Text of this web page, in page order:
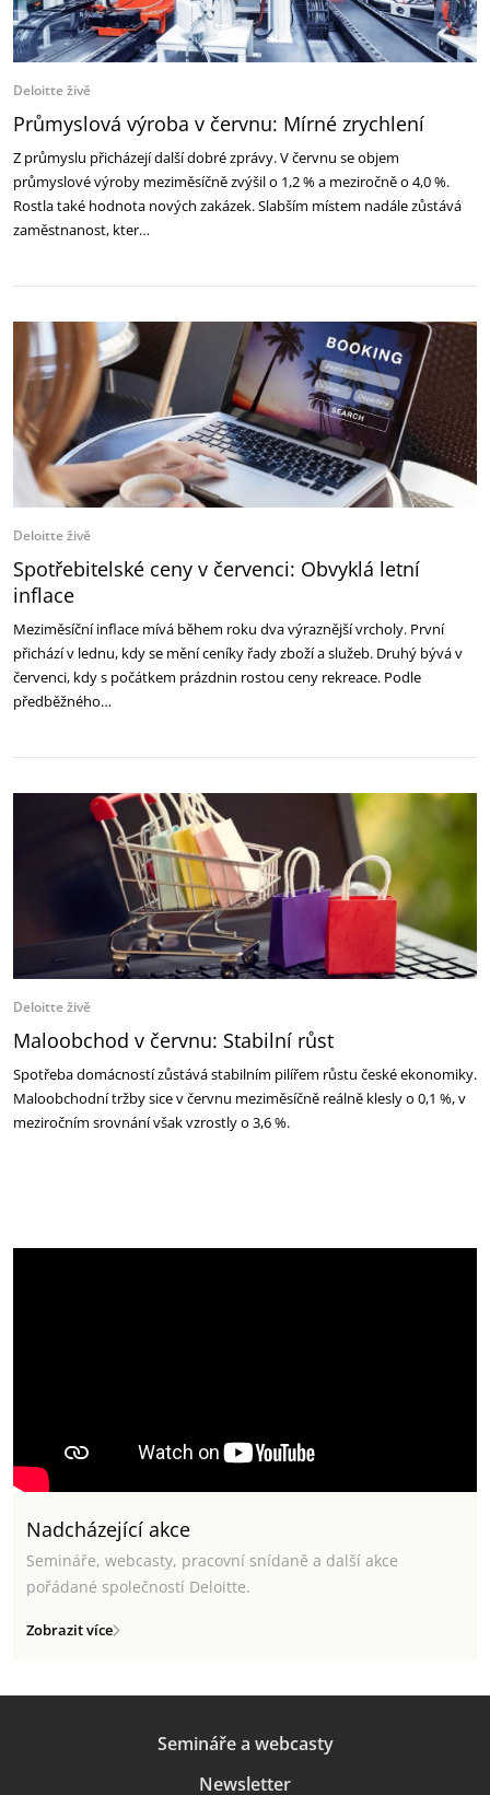
Deloitte živě
Průmyslová výroba v červnu: Mírné zrychlení
Z průmyslu přicházejí další dobré zprávy. V červnu se objem
průmyslové výroby meziměsíčně zvýšil o 1,2 % a meziročně o 4,0 %.
Rostla také hodnota nových zakázek. Slabším místem nadále zůstává
zaměstnanost, kter…
Deloitte živě
Spotřebitelské ceny v červenci: Obvyklá letní
inflace
Meziměsíční inflace mívá během roku dva výraznější vrcholy. První
přichází v lednu, kdy se mění ceníky řady zboží a služeb. Druhý bývá v
červenci, kdy s počátkem prázdnin rostou ceny rekreace. Podle
předběžného…
Deloitte živě
Maloobchod v červnu: Stabilní růst
Spotřeba domácností zůstává stabilním pilířem růstu české ekonomiky.
Maloobchodní tržby sice v červnu meziměsíčně reálně klesly o 0,1 %, v
meziročním srovnání však vzrostly o 3,6 %.
Nadcházející akce
Semináře, webcasty, pracovní snídaně a další akce
pořádané společností Deloitte.
Zobrazit více
Semináře a webcasty
Newsletter